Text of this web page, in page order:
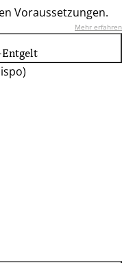
Voraussetzungen.
Mehr erfahren